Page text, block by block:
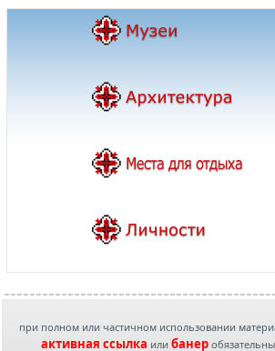
при полном или частичном использовании
активная ссылка или банеробязательны